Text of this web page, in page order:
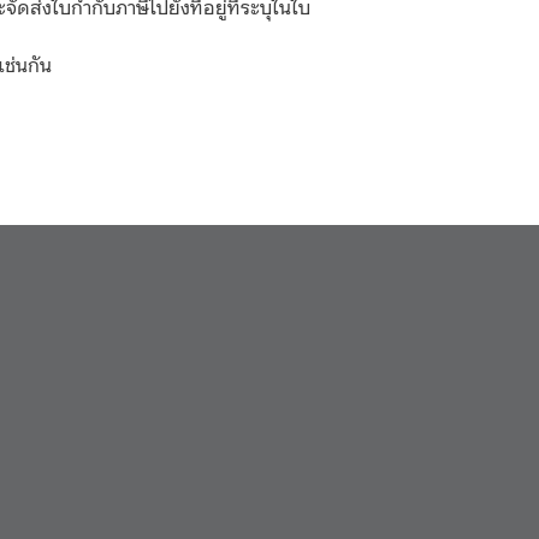
ส่งใบกำกับภาษีไปยังที่อยู่ที่ระบุในใบ
ช่นกัน